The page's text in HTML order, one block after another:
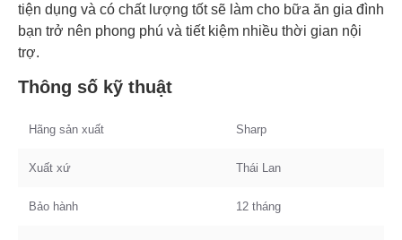
tiện dụng và có chất lượng tốt sẽ làm cho bữa ăn gia đình
bạn trở nên phong phú và tiết kiệm nhiều thời gian nội
trợ.
Thông số kỹ thuật
Hãng sản xuất Sharp
Xuất xứ Thái Lan
Bảo hành 12 tháng